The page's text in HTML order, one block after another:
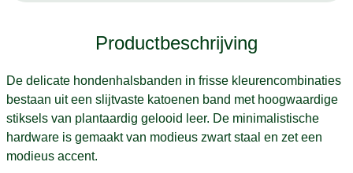
Productbeschrijving
De delicate hondenhalsbanden in frisse kleurencombinaties
bestaan ​​uit een slijtvaste katoenen band met hoogwaardige
stiksels van plantaardig gelooid leer. De minimalistische
hardware is gemaakt van modieus zwart staal en zet een
modieus accent.